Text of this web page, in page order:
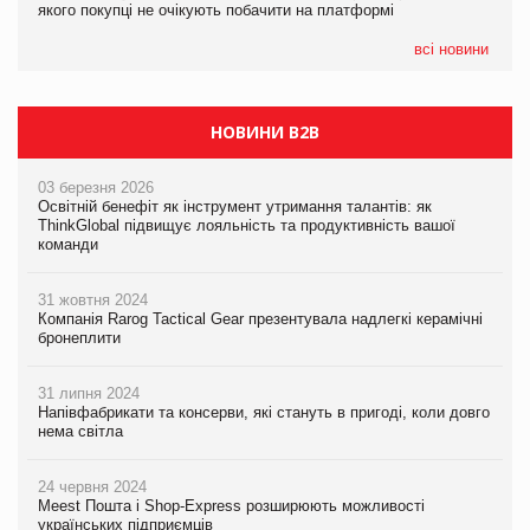
якого покупці не очікують побачити на платформі
всі новини
Мережа супермаркетів VARUS купує мережу магазинів
НОВИНИ B2B
03 березня 2026
Освітній бенефіт як інструмент утримання талантів: як
ThinkGlobal підвищує лояльність та продуктивність вашої
команди
31 жовтня 2024
Компанія Rarog Tactical Gear презентувала надлегкі керамічні
бронеплити
31 липня 2024
Напівфабрикати та консерви, які стануть в пригоді, коли довго
нема світла
24 червня 2024
Meest Пошта і Shop-Express розширюють можливості
українських підприємців